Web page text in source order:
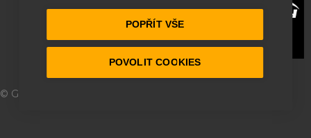
© Garage 164
POPŘÍT VŠE
POVOLIT COOKIES